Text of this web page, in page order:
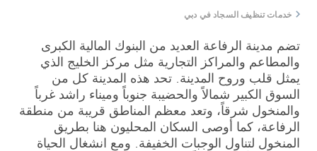
خدمات تنظيف السجاد في دبي
تضم مدينة الرفاعة العديد من البنوك المالية الكبرى
والمطاعم والمراكز التجارية مثل مركز الخليج الذي
يمثل قلب وروح المدينة. تحد هذه المدينة كل من
السوق الكبير شمالاً والحضيبة جنوباً وميناء راشد غرباً
والمنخول شرقاً، وتعد معظم المناطق قريبة من منطقة
الرفاعة، كما أوصى السكان المحليون هنا بطريق
المنخول لتناول الوجبات الخفيفة. ومع انشغال الحياة